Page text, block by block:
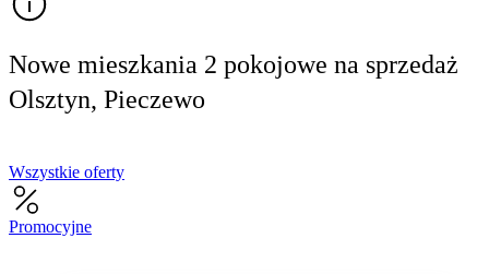
Nowe mieszkania 2 pokojowe na sprzedaż
Olsztyn, Pieczewo
Wszystkie oferty
Promocyjne